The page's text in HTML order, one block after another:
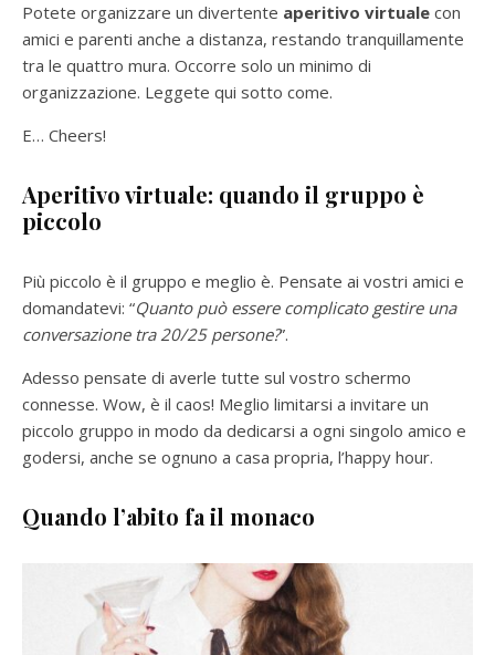
Potete organizzare un divertente aperitivo virtuale con
amici e parenti anche a distanza, restando tranquillamente
tra le quattro mura. Occorre solo un minimo di
organizzazione. Leggete qui sotto come.
E… Cheers!
Aperitivo virtuale: quando il gruppo è
piccolo
Più piccolo è il gruppo e meglio è. Pensate ai vostri amici e
domandatevi: “Quanto può essere complicato gestire una
conversazione tra 20/25 persone?”.
Adesso pensate di averle tutte sul vostro schermo
connesse. Wow, è il caos! Meglio limitarsi a invitare un
piccolo gruppo in modo da dedicarsi a ogni singolo amico e
godersi, anche se ognuno a casa propria, l’happy hour.
Quando l’abito fa il monaco